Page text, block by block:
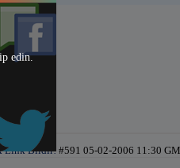
edin.
Link Bildir! #591 05-02-2006 11:30